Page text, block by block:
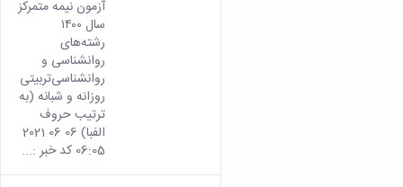
آزمون نیمه متمرکز
سال ۱۴۰۰
رشته‌های
روانشناسی و
روانشناسی‌تربیتی
روزانه و شبانه (به
ترتیب حروف
الفبا) 06 06 2021
06:05 کد خبر :...